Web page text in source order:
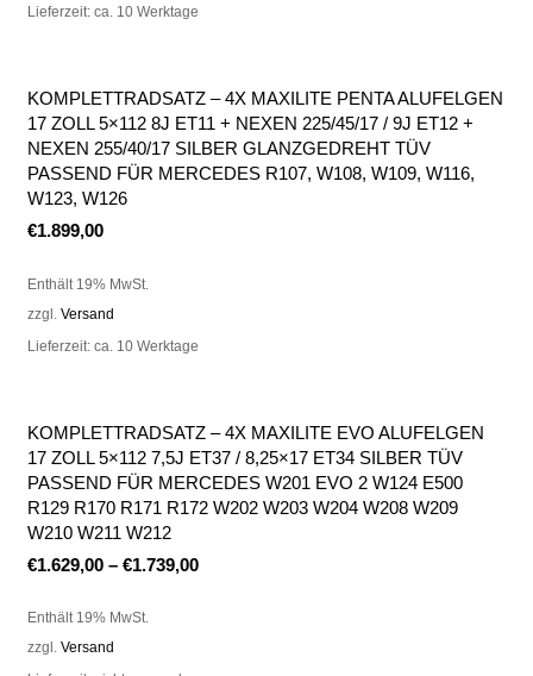
Lieferzeit: ca. 10 Werktage
KOMPLETTRADSATZ – 4X MAXILITE PENTA ALUFELGEN
17 ZOLL 5×112 8J ET11 + NEXEN 225/45/17 / 9J ET12 +
NEXEN 255/40/17 SILBER GLANZGEDREHT TÜV
PASSEND FÜR MERCEDES R107, W108, W109, W116,
W123, W126
€1.899,00
Enthält 19% MwSt.
zzgl. Versand
Lieferzeit: ca. 10 Werktage
KOMPLETTRADSATZ – 4X MAXILITE EVO ALUFELGEN
17 ZOLL 5×112 7,5J ET37 / 8,25×17 ET34 SILBER TÜV
PASSEND FÜR MERCEDES W201 EVO 2 W124 E500
R129 R170 R171 R172 W202 W203 W204 W208 W209
W210 W211 W212
€1.629,00– €1.739,00
Enthält 19% MwSt.
zzgl. Versand